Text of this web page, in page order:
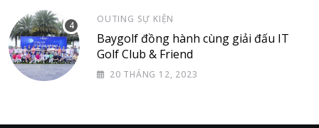
OUTING SỰ KIỆN
Baygolf đồng hành cùng giải đấu IT
Golf Club & Friend
20 THÁNG 12, 2023